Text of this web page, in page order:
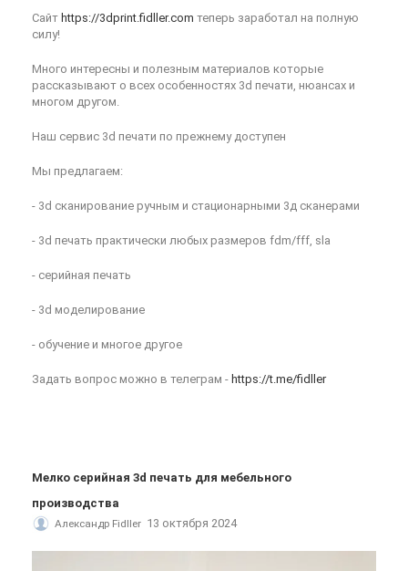
Сайт https://3dprint.fidller.com теперь заработал на полную
силу!
Много интересны и полезным материалов которые
рассказывают о всех особенностях 3d печати, нюансах и
многом другом.
Наш сервис 3d печати по прежнему доступен
Мы предлагаем:
- 3d сканирование ручным и стационарными 3д сканерами
- 3d печать практически любых размеров fdm/fff, sla
- серийная печать
- 3d моделирование
- обучение и многое другое
Задать вопрос можно в телеграм - https://t.me/fidller
Мелко серийная 3d печать для мебельного
производства
Александр Fidller 13 октября 2024